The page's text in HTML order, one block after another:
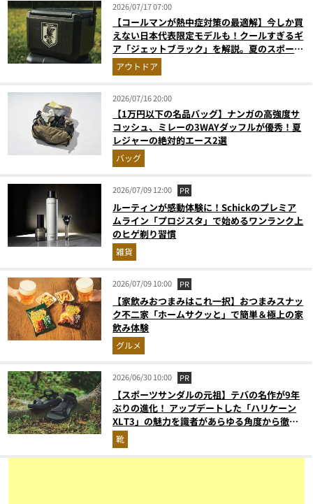
2026/07/17 07:00
【コールマンが熱中症対策の最適解】今しか買
えない日本代表限定モデルも！クールすぎるギ
ア「ジェットブラック」を解説。夏のスポーツ
応援＆レジャーの強い味方
アウトドア
2026/07/16 20:00
【1万円以下の名品バッグ】ナンガの高強度サ
コッシュ、ミレーの3WAYダッフルが優秀！夏
レジャーの絶対的エース2選
バッグ
2026/07/09 12:00 PR
ルーティンが感動体験に！Schickのプレミア
ムライン「プロジスタ」で始めるワンランク上
のヒゲ剃り習慣
雑貨
2026/07/09 10:00 PR
【家飲みおつまみはこれ一択】おつまみスナッ
ク不二家「ホームサクッと」で簡単＆極上の家
飲み体験
グルメ
2026/06/30 10:00 PR
【スポーツサンダルの元祖】テバの名作が9年
ぶりの進化！ アップデートした「ハリケーン
XLT3」の魅力を識者があらゆる角度から徹底
解説！
靴